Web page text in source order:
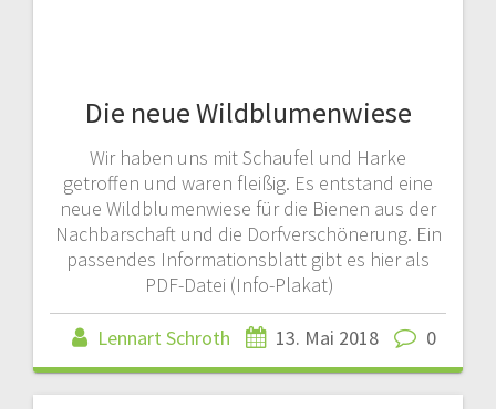
Die neue Wildblumenwiese
Wir haben uns mit Schaufel und Harke
getroffen und waren fleißig. Es entstand eine
neue Wildblumenwiese für die Bienen aus der
Nachbarschaft und die Dorfverschönerung. Ein
passendes Informationsblatt gibt es hier als
PDF-Datei (Info-Plakat)
Lennart Schroth 13. Mai 2018 0